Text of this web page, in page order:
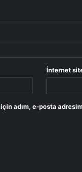
İnternet
adım, e-posta